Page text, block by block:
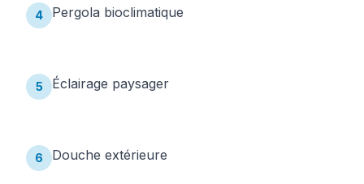
4 Pergola bioclimatique
5 Éclairage paysager
6 Douche extérieure